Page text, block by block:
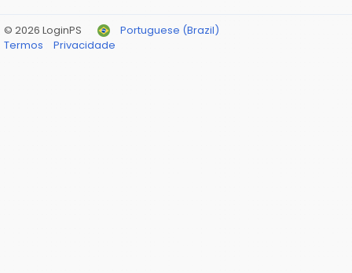
© 2026 LoginPS
Portuguese (Brazil)
Termos
Privacidade